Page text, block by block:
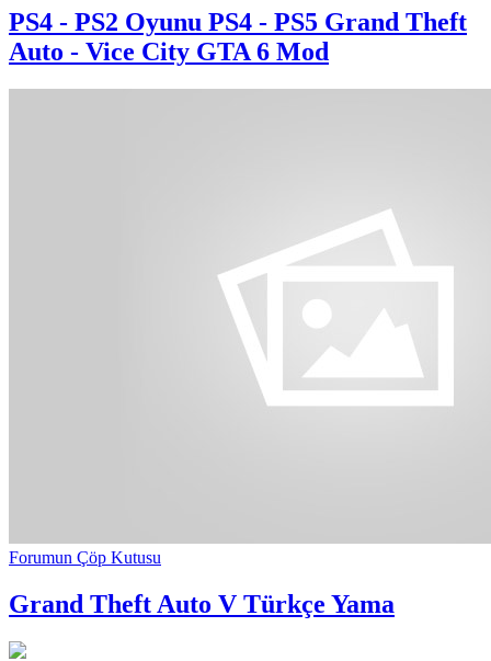
PS4 - PS2 Oyunu PS4 - PS5 Grand Theft
Auto - Vice City GTA 6 Mod
Forumun Çöp Kutusu
Grand Theft Auto V Türkçe Yama